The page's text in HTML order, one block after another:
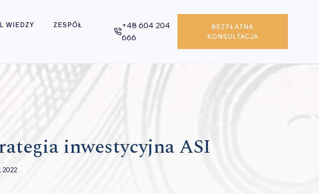
WIEDZY
ZESPÓŁ
+48 604 204
666
BEZPŁATNA
KONSULTACJA
inwestycyjna ASI
2022